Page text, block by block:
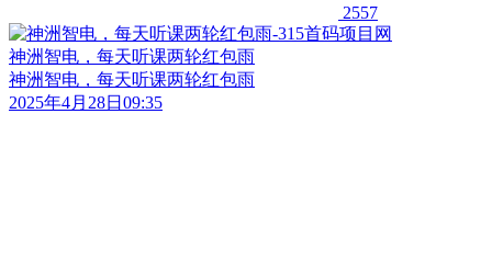
2557
神洲智电，每天听课两轮红包雨
神洲智电，每天听课两轮红包雨
2025年4月28日09:35